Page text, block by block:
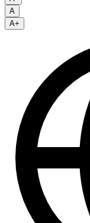
A
A+